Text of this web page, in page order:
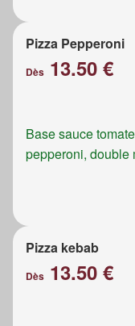
Pizza Pepperoni
Dès 13.50 €
Base sauce
pepperoni, double
Pizza kebab
Dès 13.50 €